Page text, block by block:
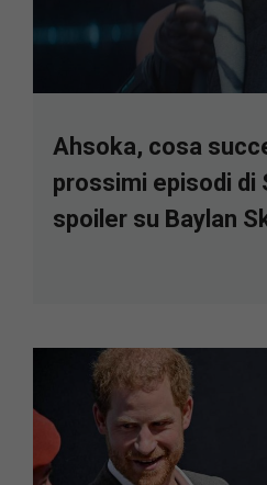
Ahsoka, cosa
prossimi episodi di
spoiler su Baylan